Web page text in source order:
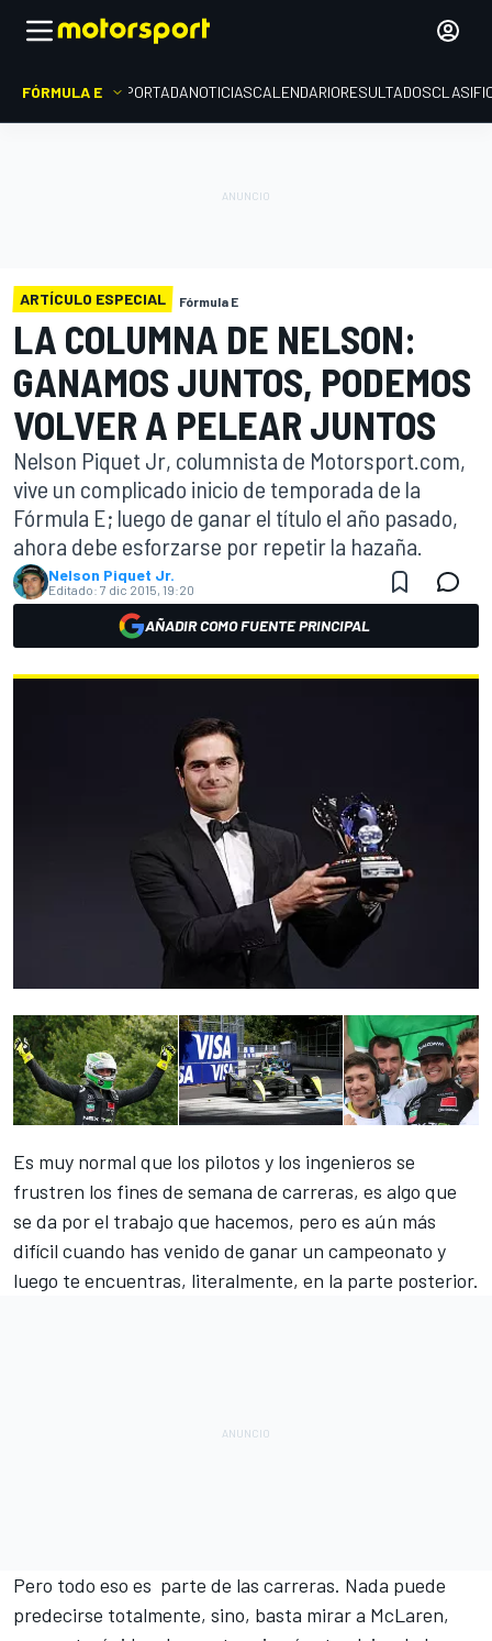
FÓRMULA E PORTADANOTICIASCALENDARIORESULTADOS
ARTÍCULO ESPECIAL Fórmula E
LA COLUMNA DE NELSON:
GANAMOS JUNTOS, PODEMOS
VOLVER A PELEAR JUNTOS
Nelson Piquet Jr, columnista de Motorsport.com,
vive un complicado inicio de temporada de la
Fórmula E; luego de ganar el título el año pasado,
ahora debe esforzarse por repetir la hazaña.
Nelson Piquet Jr.
Editado: 7 dic 2015, 19:20
AÑADIR COMO FUENTE PRINCIPAL
Es muy normal que los pilotos y los ingenieros se
frustren los fines de semana de carreras, es algo que
se da por el trabajo que hacemos, pero es aún más
difícil cuando has venido de ganar un campeonato y
luego te encuentras, literalmente, en la parte posterior.
Pero todo eso es parte de las carreras. Nada puede
predecirse totalmente, sino, basta mirar a McLaren,